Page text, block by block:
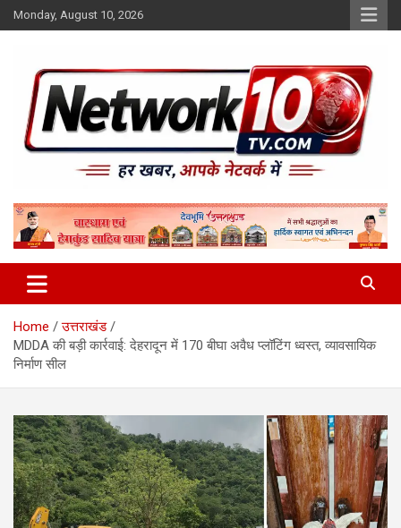
Skip
to
Monday, August 10, 2026
Network10tv
Home
उत्तराखंड
MDDA की बड़ी कार्रवाई: देहरादून में 170 बीघा अवैध प्लॉटिंग ध्वस्त, व्यावसायिक
निर्माण सील